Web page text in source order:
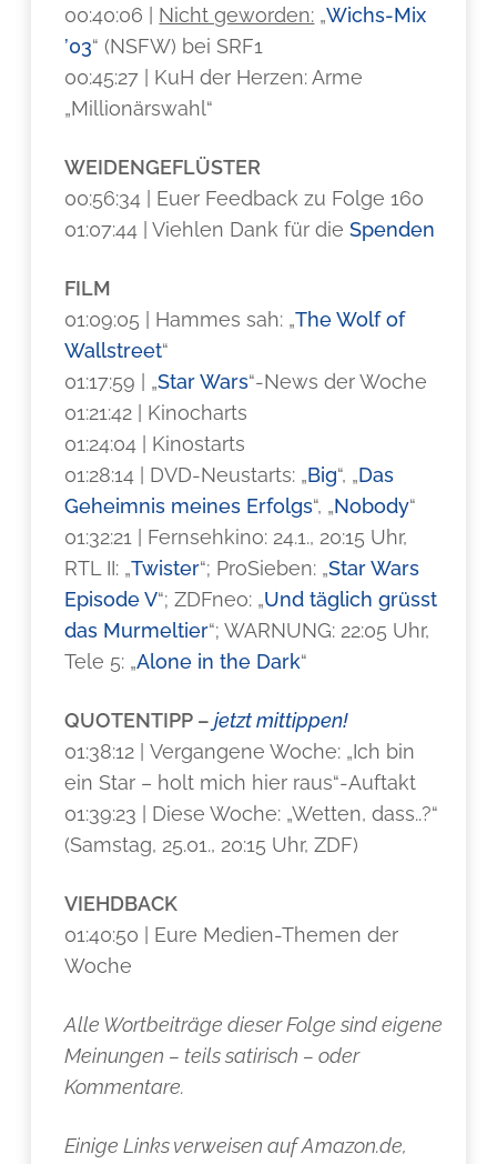
00:40:06 | Nicht geworden: „Wichs-Mix
’03“ (NSFW) bei SRF1
00:45:27 | KuH der Herzen: Arme
„Millionärswahl“
WEIDENGEFLÜSTER
00:56:34 | Euer Feedback zu Folge 160
01:07:44 | Viehlen Dank für dieSpenden
FILM
01:09:05 | Hammes sah: „The Wolf of
Wallstreet“
01:17:59 | „Star Wars“-News der Woche
01:21:42 | Kinocharts
01:24:04 | Kinostarts
01:28:14 | DVD-Neustarts: „Big“, „Das
Geheimnis meines Erfolgs“, „Nobody“
01:32:21 | Fernsehkino: 24.1., 20:15 Uhr,
RTL II: „Twister“; ProSieben: „Star Wars
Episode V“; ZDFneo: „Und täglich grüsst
das Murmeltier“; WARNUNG: 22:05 Uhr,
Tele 5: „Alone in the Dark“
QUOTENTIPP –jetzt mittippen!
01:38:12 | Vergangene Woche: „Ich bin
ein Star – holt mich hier raus“-Auftakt
01:39:23 | Diese Woche: „Wetten, dass..?“
(Samstag, 25.01., 20:15 Uhr, ZDF)
VIEHDBACK
01:40:50 | Eure Medien-Themen der
Woche
Alle Wortbeiträge dieser Folge sind eigene
Meinungen – teils satirisch – oder
Kommentare.
Einige Links verweisen auf Amazon.de,